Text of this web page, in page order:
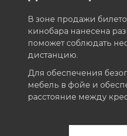
В зоне продажи
кинобара нанесена
поможет соблюдать
дистанцию.
Для обеспечения
мебель в фойе и
расстояние между